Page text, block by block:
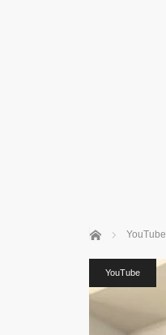
ホーム YouTube
YouTube